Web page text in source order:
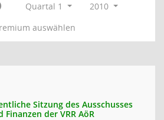
Quartal 1
2010
auswählen
Sitzung des Ausschusses
der VRR AöR